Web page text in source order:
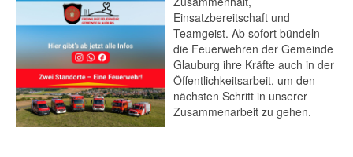
Einsatzbereitschaft und
Teamgeist. Ab sofort bündeln
die Feuerwehren der Gemeinde
Glauburg ihre Kräfte auch in der
Öffentlichkeitsarbeit, um den
nächsten Schritt in unserer
Zusammenarbeit zu gehen.